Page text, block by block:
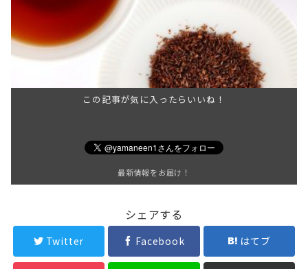
この記事が気に入ったらいいね！
最新情報をお届け！
シェアする
Twitter Facebook はてブ